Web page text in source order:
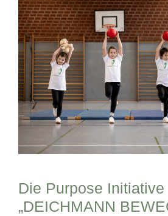
Die Purpose Initiative
„DEICHMANN